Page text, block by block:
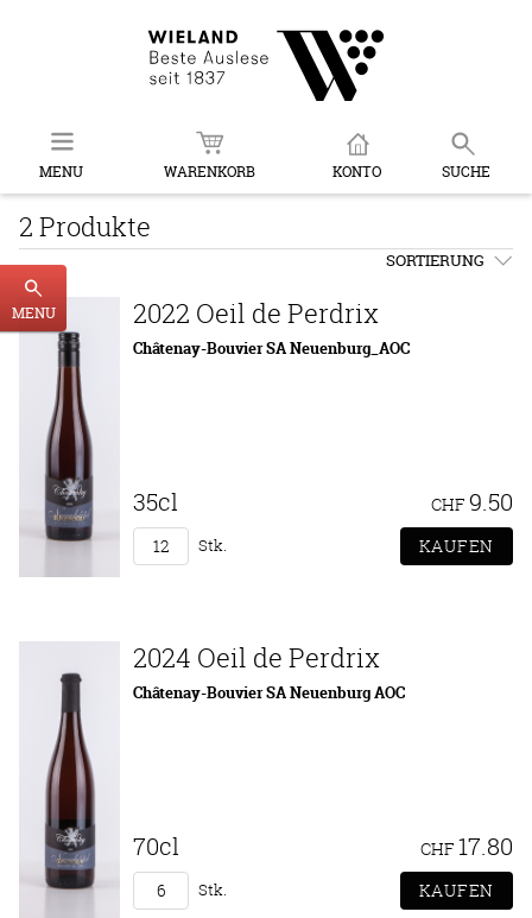
MENU WARENKORB KONTO SUCHE
MENU
2 Produkte
SORTIERUNG
2022 Oeil de Perdrix
Châtenay-Bouvier SA Neuenburg_AOC
35cl CHF 9.50
Stk.
2024 Oeil de Perdrix
Châtenay-Bouvier SA Neuenburg AOC
70cl CHF 17.80
Stk.